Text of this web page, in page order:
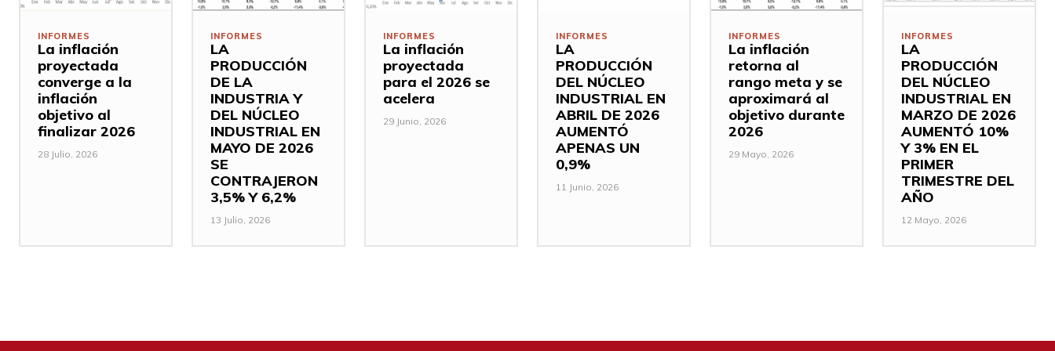
INFORMES
La inflación
proyectada
converge a la
inflación
objetivo al
finalizar 2026
28 Julio, 2026
INFORMES
LA
PRODUCCIÓN
DE LA
INDUSTRIA Y
DEL NÚCLEO
INDUSTRIAL EN
MAYO DE 2026
SE
CONTRAJERON
3,5% Y 6,2%
13 Julio, 2026
INFORMES
La inflación
proyectada
para el 2026 se
acelera
29 Junio, 2026
INFORMES
LA
PRODUCCIÓN
DEL NÚCLEO
INDUSTRIAL EN
ABRIL DE 2026
AUMENTÓ
APENAS UN
0,9%
11 Junio, 2026
INFORMES
La inflación
retorna al
rango meta y se
aproximará al
objetivo durante
2026
29 Mayo, 2026
INFORMES
LA
PRODUCCIÓN
DEL NÚCLEO
INDUSTRIAL EN
MARZO DE 2026
AUMENTÓ 10%
Y 3% EN EL
PRIMER
TRIMESTRE DEL
AÑO
12 Mayo, 2026